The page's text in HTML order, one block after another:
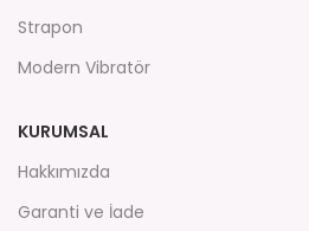
Strapon
Modern Vibratör
KURUMSAL
Hakkımızda
Garanti ve İade